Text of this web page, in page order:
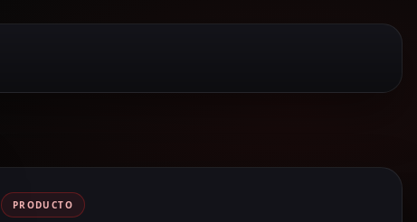
PRODUCTO